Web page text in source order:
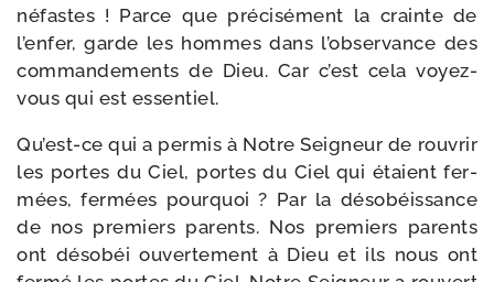
néfastes ! Parce que pré­ci­sé­ment la crainte de
l’enfer, garde les hommes dans l’observance des
com­man­de­ments de Dieu. Car c’est cela voyez-​
vous qui est essentiel.
Qu’est-ce qui a per­mis à Notre Seigneur de rou­vrir
les portes du Ciel, portes du Ciel qui étaient fer­
mées, fer­mées pour­quoi ? Par la déso­béis­sance
de nos pre­miers parents. Nos pre­miers parents
ont déso­béi ouver­te­ment à Dieu et ils nous ont